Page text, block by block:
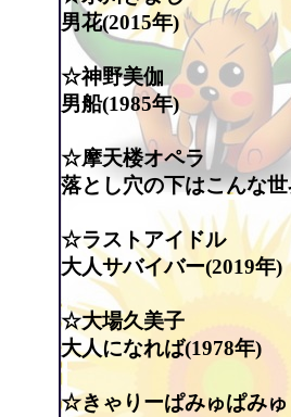
男花(2015年)
☆神野美伽
男船(1985年)
☆摩天楼オペラ
落とし穴の下はこんな
☆ラストアイドル
大人サバイバー(2019年)
☆大場久美子
大人になれば(1978年)
☆きゃりーぱみゅぱみゅ